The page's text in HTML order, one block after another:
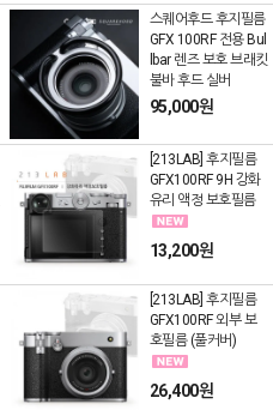
스퀘어후드 후지필름
GFX 100RF 전용 Bul
lbar 렌즈 보호 브래킷
불바 후드 실버
95,000원
[213LAB] 후지필름
GFX100RF 9H 강화
유리 액정 보호필름
13,200원
[213LAB] 후지필름
GFX100RF 외부 보
호필름 (풀커버)
26,400원